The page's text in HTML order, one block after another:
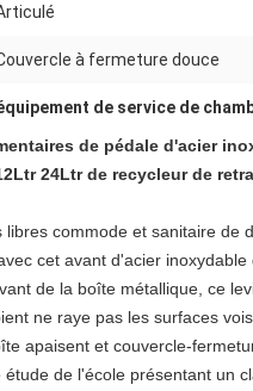
à fermeture douce
de service de
de pédale d'acier
24Ltr de recycleur de
libres commode et sanitaire
cet avant d'acier
de la boîte métallique, ce
ne raye pas les surfaces
apaisent et couvercle-
de l'école présentant un